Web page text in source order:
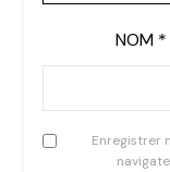
NOM *
Enregistrer